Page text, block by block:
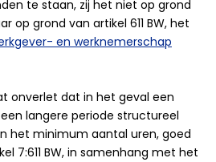
te staan, zij het niet op grond
op grond van artikel 611 BW, het
en werknemerschap
onverlet dat in het geval een
langere periode structureel
het minimum aantal uren, goed
7:611 BW, in samenhang met het